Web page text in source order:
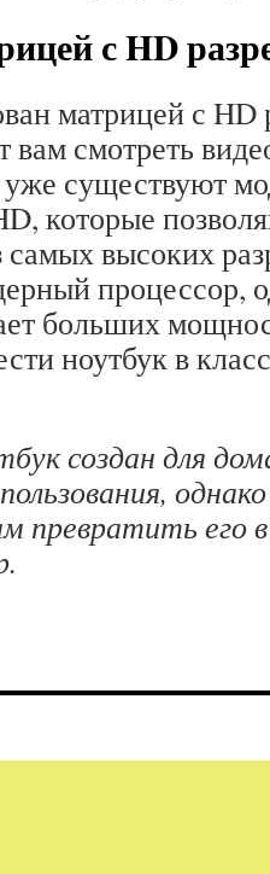
с HD
матрицей с
вам смотреть
существуют
которые
самых высоких
процессор,
больших
ноутбук в
создан для
превратить его